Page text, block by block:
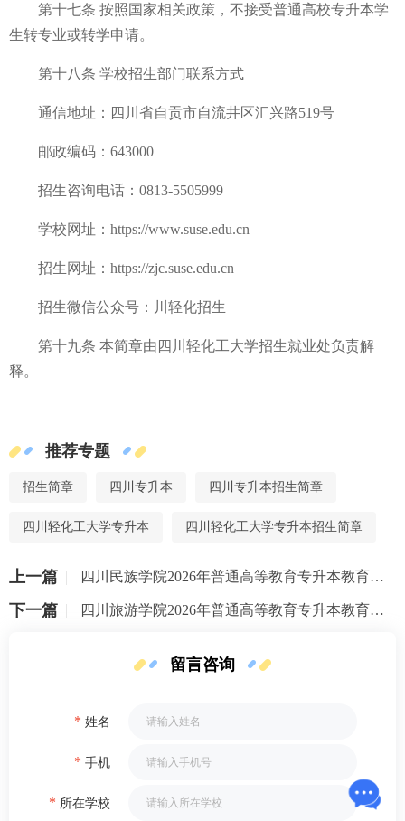
第十七条 按照国家相关政策，不接受普通高校专升本学
生转专业或转学申请。
第十八条 学校招生部门联系方式
通信地址：四川省自贡市自流井区汇兴路519号
邮政编码：643000
招生咨询电话：0813-5505999
学校网址：https://www.suse.edu.cn
招生网址：https://zjc.suse.edu.cn
招生微信公众号：川轻化招生
第十九条 本简章由四川轻化工大学招生就业处负责解
释。
推荐专题
招生简章 四川专升本 四川专升本招生简章
四川轻化工大学专升本 四川轻化工大学专升本招生简章
上一篇 四川民族学院2026年普通高等教育专升本教育招生简章
下一篇 四川旅游学院2026年普通高等教育专升本教育招生简章
留言咨询
* 姓名
* 手机
* 所在学校